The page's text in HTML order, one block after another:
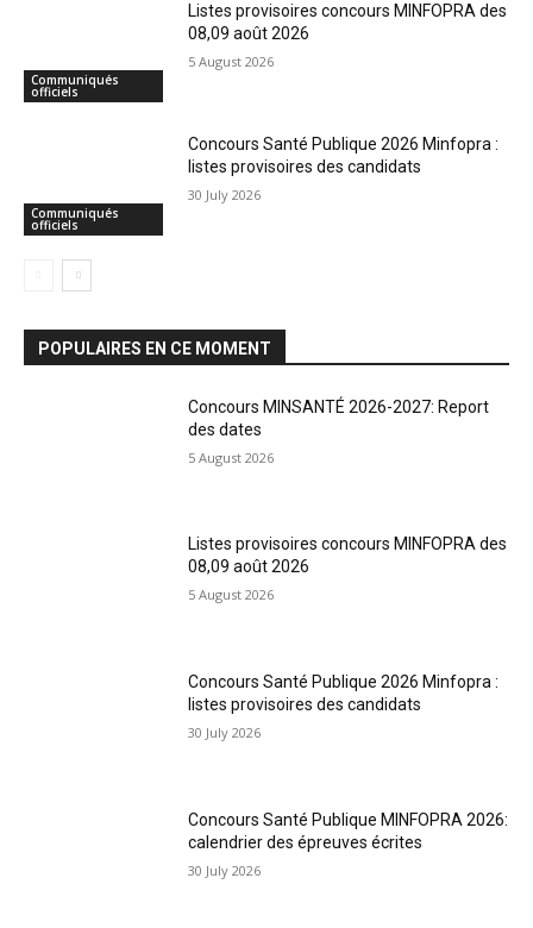
Communiqués
officiels
Listes provisoires concours MINFOPRA des
08,09 août 2026
5 August 2026
Communiqués
officiels
Concours Santé Publique 2026 Minfopra :
listes provisoires des candidats
30 July 2026
POPULAIRES EN CE MOMENT
Concours MINSANTÉ 2026-2027: Report
des dates
5 August 2026
Listes provisoires concours MINFOPRA des
08,09 août 2026
5 August 2026
Concours Santé Publique 2026 Minfopra :
listes provisoires des candidats
30 July 2026
Concours Santé Publique MINFOPRA 2026:
calendrier des épreuves écrites
30 July 2026